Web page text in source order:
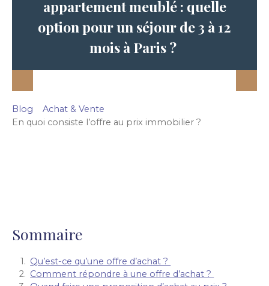
appartement meublé : quelle
option pour un séjour de 3 à 12
mois à Paris ?
Blog
Achat & Vente
En quoi consiste l’offre au prix immobilier ?
Sommaire
Qu’est-ce qu’une offre d’achat ?
Comment répondre à une offre d’achat ?